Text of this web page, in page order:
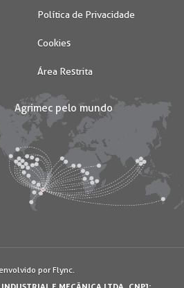
Política de Privacidade
Cookies
Área Restrita
por Flync.